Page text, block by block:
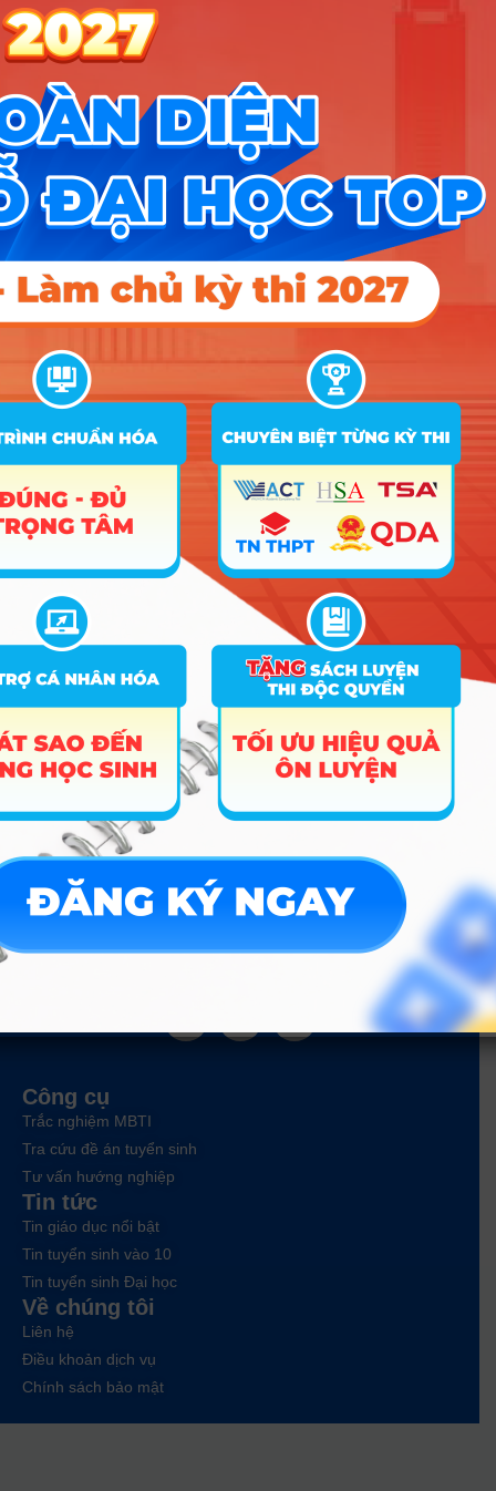
Nhóm Truyền thông - Marketing Xem chi tiết
TIN MỚI NHẤT
Tuyển sinh trung cấp công an năm 2026
Học viện Công an Nhân dân điểm chuẩn 2026: Cập nhật mới nhất
Điểm sàn các trường công an năm 2026
CÔNG CỤ TRA CỨU
➜Đề án tuyển sinh
➜Tra cứu tổ hợp môn
➜Điểm chuẩn Đại học
➜Xếp hạng điểm thi
HOCMAI
ĐĂNG KÝ NGAY
Công cụ
Trắc nghiệm MBTI
Tra cứu đề án tuyển sinh
Tư vấn hướng nghiệp
Tin tức
Tin giáo dục nổi bật
Tin tuyển sinh vào 10
Tin tuyển sinh Đại học
Về chúng tôi
Liên hệ
Điều khoản dịch vụ
Chính sách bảo mật